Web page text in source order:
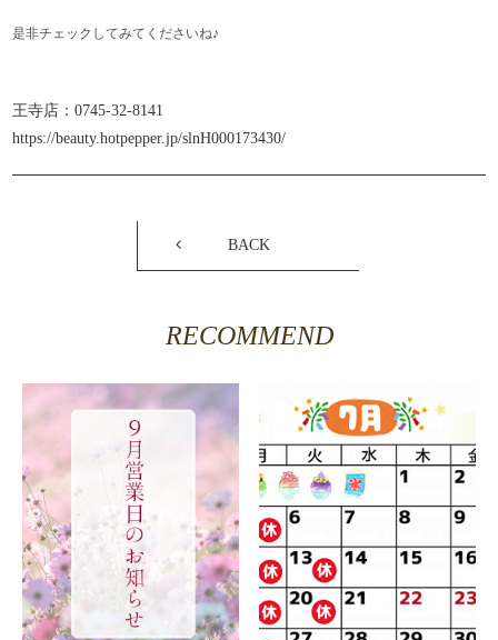
是非チェックしてみてくださいね♪
王寺店：0745-32-8141
https://beauty.hotpepper.jp/slnH000173430/
BACK
RECOMMEND